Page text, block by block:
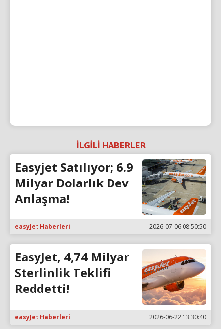
İLGİLİ HABERLER
Easyjet Satılıyor; 6.9
Milyar Dolarlık Dev
Anlaşma!
easyJet Haberleri 2026-07-06 08:50:50
EasyJet, 4,74 Milyar
Sterlinlik Teklifi
Reddetti!
easyJet Haberleri 2026-06-22 13:30:40